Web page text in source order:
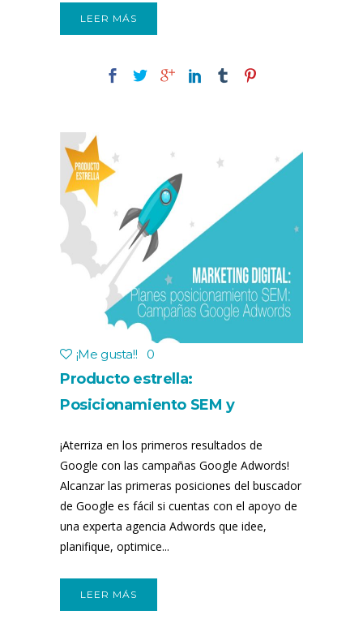
LEER MÁS
¡Me gusta!! 0
Producto estrella:
Posicionamiento SEM y
¡Aterriza en los primeros resultados de
Google con las campañas Google Adwords!
Alcanzar las primeras posiciones del buscador
de Google es fácil si cuentas con el apoyo de
una experta agencia Adwords que idee,
planifique, optimice...
LEER MÁS